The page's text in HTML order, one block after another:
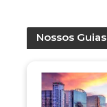
Nossos Guias